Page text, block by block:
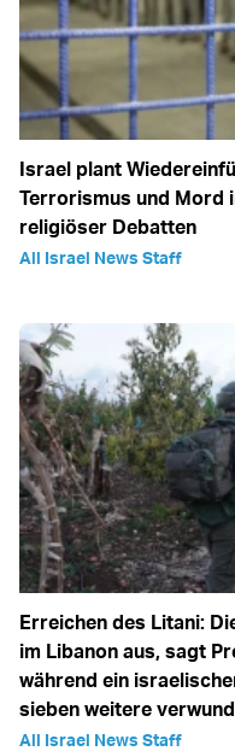
Israel plant
Terrorismus und Mord
religiöser Debatten
All Israel News Staff
Erreichen des Litani:
im Libanon aus, sagt
während ein
sieben weitere
All Israel News Staff